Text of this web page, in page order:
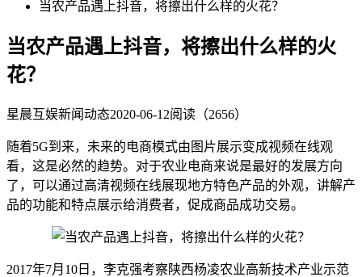
当农产品遇上抖音，将擦出什么样的火花？
当农产品遇上抖音，将擦出什么样的火
花？
星晨互娱新闻动态2020-06-12阅读（2656）
随着5G到来，未来的电商模式由图片展示变成视频在线观
看，这是必然的趋势。对于农业电商来说是最好的发展方向
了，可以通过高清视频在线展现地方特色产品的外观，讲解产
品的功能和特点展示给消费者，促成商品成功交易。
2017年7月10日，李克强考察陕西杨凌农业高新技术产业示范